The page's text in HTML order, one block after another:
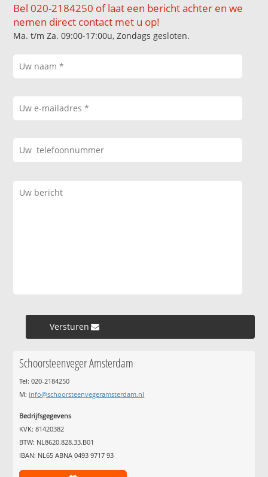
Bel 020-2184250 of laat een bericht achter en we
nemen direct contact met u op!
Ma. t/m Za. 09:00-17:00u, Zondags gesloten.
Versturen »
Schoorsteenveger Amsterdam
Tel: 020-2184250
M: info@schoorsteenvegeramsterdam.nl
Bedrijfsgegevens
KVK: 81420382
BTW: NL8620.828.33.B01
IBAN: NL65 ABNA 0493 9717 93